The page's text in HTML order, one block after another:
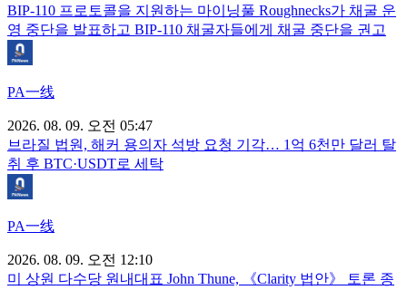
BIP-110 프로토콜을 지원하는 마이닝풀 Roughnecks가 채굴 운
영 중단을 발표하고 BIP-110 채굴자들에게 채굴 중단을 권고
PA一线
2026. 08. 09. 오전 05:47
브라질 법원, 해커 용의자 석방 요청 기각… 1억 6천만 달러 탈
취 후 BTC·USDT로 세탁
PA一线
2026. 08. 09. 오전 12:10
미 상원 다수당 원내대표 John Thune, 《Clarity 법안》 토론 종